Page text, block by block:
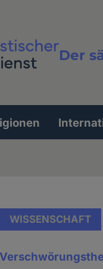
Der
WISSENSCHAFT